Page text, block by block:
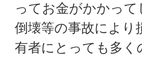
ってお金がかかっ
倒壊等の事故により
有者にとっても多